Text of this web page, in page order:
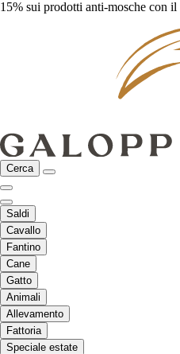
15% sui prodotti anti-mosche con il
Cerca
Saldi
Cavallo
Fantino
Cane
Gatto
Animali
Allevamento
Fattoria
Speciale estate